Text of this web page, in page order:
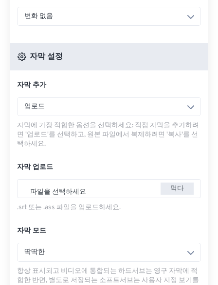
변화 없음
자막 설정
자막 추가
업로드
자막에 가장 적합한 옵션을 선택하세요: 직접 자막을 추가하려
면 '업로드'를 선택하고, 원본 파일에서 복제하려면 '복사'를 선
택하세요.
자막 업로드
파일을 선택하세요 먹다
.srt 또는 .ass 파일을 업로드하세요.
자막 모드
딱딱한
항상 표시되고 비디오에 통합되는 하드서브는 영구 자막에 적
합한 반면, 별도로 저장되는 소프트서브는 사용자 지정 보기를